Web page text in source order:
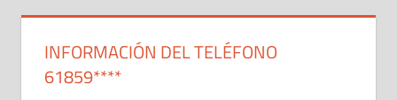
INFORMACIÓN DEL TELÉFONO
61859****